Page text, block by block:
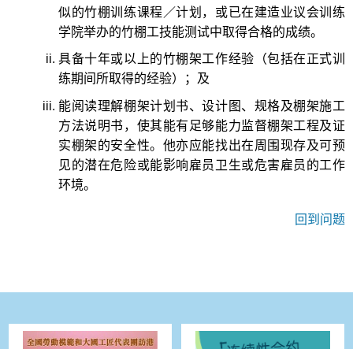
似的竹棚训练课程／计划，或已在建造业议会训练
学院举办的竹棚工技能测试中取得合格的成绩。
具备十年或以上的竹棚架工作经验（包括在正式训
练期间所取得的经验）；及
能阅读理解棚架计划书、设计图、规格及棚架施工
方法说明书，使其能有足够能力监督棚架工程及证
实棚架的安全性。他亦应能找出在周围现存及可预
见的潜在危险或能影响雇员卫生或危害雇员的工作
环境。
回到问题